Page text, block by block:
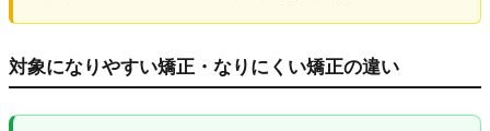
対象になりやすい矯正・なりにくい矯正の違い